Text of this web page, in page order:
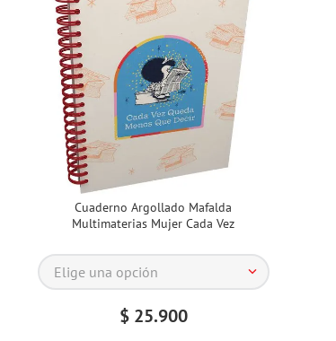
Cuaderno Argollado Mafalda
Multimaterias Mujer Cada Vez
Elige una opción
$ 25.900